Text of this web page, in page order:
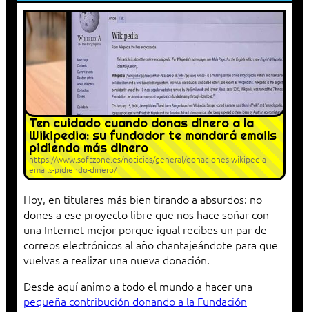
Ten cuidado cuando donas dinero a la
Wikipedia: su fundador te mandará emails
pidiendo más dinero
https://www.softzone.es/noticias/general/donaciones-wikipedia-
emails-pidiendo-dinero/
Hoy, en titulares más bien tirando a absurdos: no
dones a ese proyecto libre que nos hace soñar con
una Internet mejor porque igual recibes un par de
correos electrónicos al año chantajeándote para que
vuelvas a realizar una nueva donación.
Desde aquí animo a todo el mundo a hacer una
pequeña contribución donando a la Fundación